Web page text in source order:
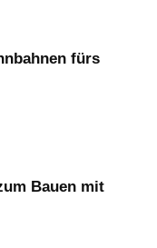
fürs
Bauen mit